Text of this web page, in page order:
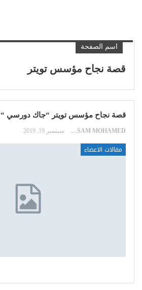
اسم الصفحة
قصة نجاح مؤسس تويتر
قصة نجاح مؤسس تويتر “جاك دورسي “
HOSSAM MOHAMED سبتمبر 19, 2019
مقالات الاعضاء